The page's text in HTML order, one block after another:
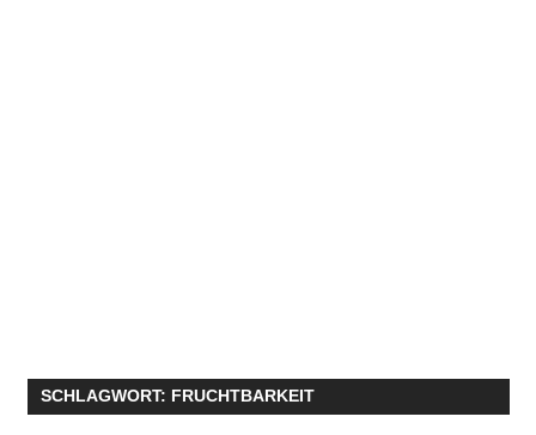
SCHLAGWORT: FRUCHTBARKEIT